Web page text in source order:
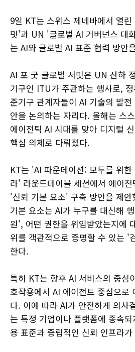
9일 KT는 스위스 제네바에서 열
밋'과 UN '글로벌 AI 거버넌스 대
는 AI와 글로벌 AI 표준 협력 방안
AI 포 굿 글로벌 서밋은 UN 산하
기구인 ITU가 주관하는 행사로,
준기구 관계자들이 AI 기술의 발
안을 논의하는 자리다. 올해는 스
에이전틱 AI 시대를 맞아 디지털
핵심 의제로 다뤄졌다.
KT는 'AI 파운데이션: 모두를 위
라' 라운드테이블 세션에서 에이
'신뢰 기본 요소' 구축 방안을 제안
기본 요소는 AI가 누구를 대신해
원', 어떤 권한을 위임받았는지에
위를 객관적으로 증명할 수 있는 '
한다.
특히 KT는 향후 AI 서비스의 중심
호작용에서 AI 에이전트 중심으로
다. 이에 따라 AI가 안전하게 의사
는 특정 기업이나 플랫폼에 종속
용 표준과 중립적인 신뢰 인프라